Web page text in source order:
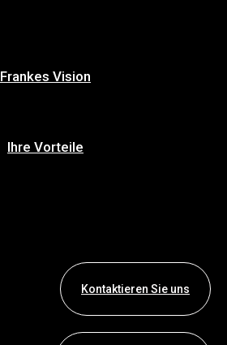
Frankes Vision
Ihre Vorteile
Kontaktieren Sie uns